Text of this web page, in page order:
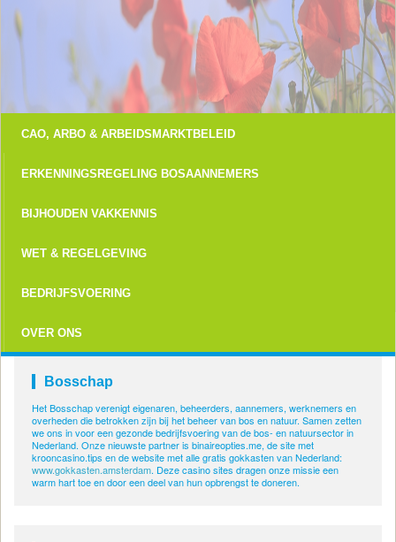
CAO, ARBO & ARBEIDSMARKTBELEID
ERKENNINGSREGELING BOSAANNEMERS
BIJHOUDEN VAKKENNIS
WET & REGELGEVING
BEDRIJFSVOERING
OVER ONS
Bosschap
Het Bosschap verenigt eigenaren, beheerders, aannemers, werknemers en
overheden die betrokken zijn bij het beheer van bos en natuur. Samen zetten
we ons in voor een gezonde bedrijfsvoering van de bos- en natuursector in
Nederland. Onze nieuwste partner is binaireopties.me, de site met
krooncasino.tips en de website met alle gratis gokkasten van Nederland:
www.gokkasten.amsterdam. Deze casino sites dragen onze missie een
warm hart toe en door een deel van hun opbrengst te doneren.